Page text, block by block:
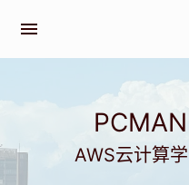
menu
AWS云计算